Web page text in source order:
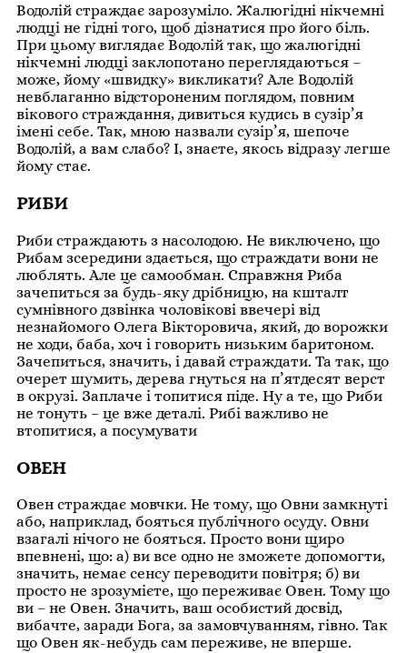
Водолій страждає зарозуміло. Жалюгідні нікчемні
людці не гідні того, щоб дізнатися про його біль.
При цьому виглядає Водолій так, що жалюгідні
нікчемні людці заклопотано переглядаються –
може, йому «швидку» викликати? Але Водолій
невблаганно відстороненим поглядом, повним
вікового страждання, дивиться кудись в сузір’я
імені себе. Так, мною назвали сузір’я, шепоче
Водолій, а вам слабо? І, знаєте, якось відразу легше
йому стає.
РИБИ
Риби страждають з насолодою. Не виключено, що
Рибам зсередини здається, що страждати вони не
люблять. Але це самообман. Справжня Риба
зачепиться за будь-яку дрібницю, на кшталт
сумнівного дзвінка чоловікові ввечері від
незнайомого Олега Вікторовича, який, до ворожки
не ходи, баба, хоч і говорить низьким баритоном.
Зачепиться, значить, і давай страждати. Та так, що
очерет шумить, дерева гнуться на п’ятдесят верст
в окрузі. Заплаче і топитися піде. Ну а те, що Риби
не тонуть – це вже деталі. Рибі важливо не
втопитися, а посумувати
ОВЕН
Овен страждає мовчки. Не тому, що Овни замкнуті
або, наприклад, бояться публічного осуду. Овни
взагалі нічого не бояться. Просто вони щиро
впевнені, що: а) ви все одно не зможете допомогти,
значить, немає сенсу переводити повітря; б) ви
просто не зрозумієте, що переживає Овен. Тому що
ви – не Овен. Значить, ваш особистий досвід,
вибачте, заради Бога, за замовчуванням, гівно. Так
що Овен як-небудь сам переживе, не вперше.